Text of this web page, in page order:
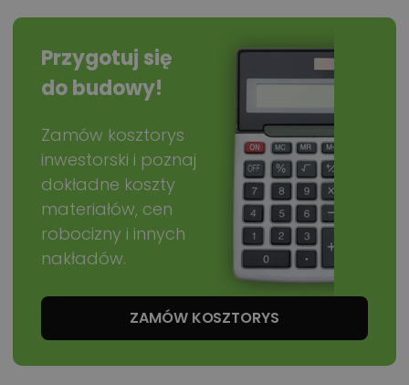
Przygotuj się
do budowy!
Zamów kosztorys
inwestorski i poznaj
dokładne koszty
materiałów, cen
robocizny i innych
nakładów.
ZAMÓW KOSZTORYS